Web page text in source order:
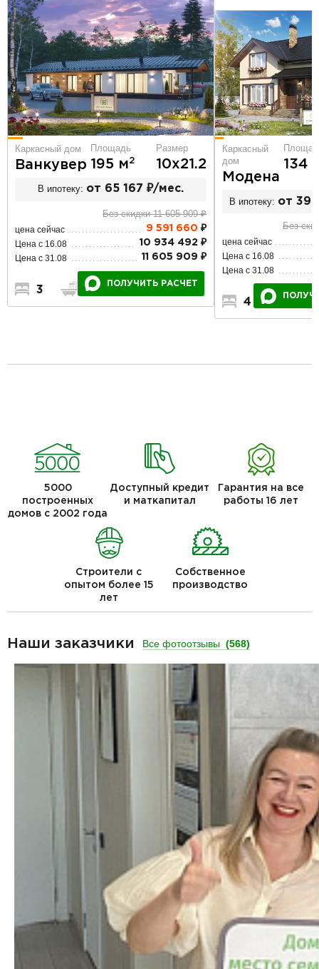
Каркасный дом
Ванкувер
Площадь
195 м2
Размер
10х21.2
В ипотеку: от 65 167 ₽/мес.
Без скидки 11 605 909 ₽
цена сейчас 9 591 660 ₽
Цена с 16.08 10 934 492 ₽
Цена с 31.08 11 605 909 ₽
3 2 1
ПОЛУЧИТЬ РАСЧЕТ
Каркасный
дом
Модена
134
В ипотеку: от 39
Без
цена сейчас
Цена с 16.08
Цена с 31.08
4
5000
построенных
домов с 2002 года
Доступный кредит
и маткапитал
Гарантия на все
работы 16 лет
Строители с
опытом более 15
лет
Собственное
производство
Наши заказчики Все фотоотзывы (568)